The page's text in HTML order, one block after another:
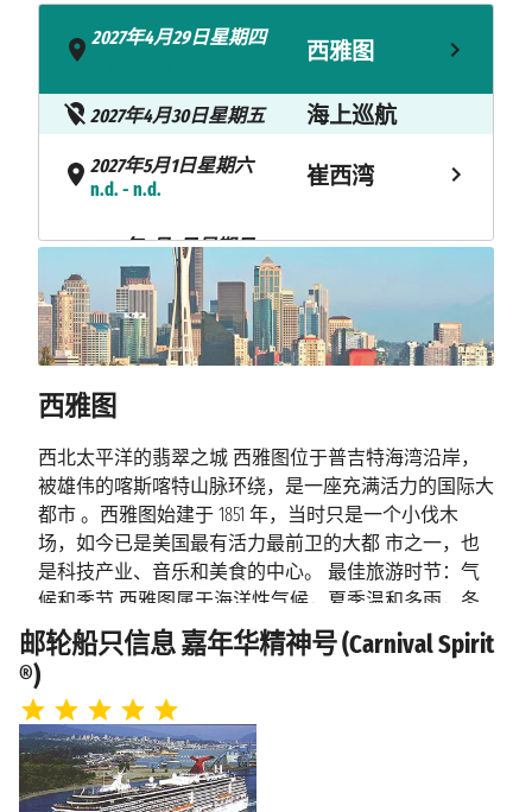
2027年4月29日星期四
西雅图
2027年4月30日星期五 海上巡航
2027年5月1日星期六
n.d. - n.d.
崔西湾
2027年5月2日星期日
上午7:00 - 下午8:00
2027年5月3日星期一
上午7:00 - 下午3:00
朱诺
2027年5月4日星期二
上午7:00 - 下午1:00
2027年5月5日星期三
下午8:00 - 下午11:59
维多利亚
2027年5月6日星期四
上午7:00
西雅图
西雅图
西北太平洋的翡翠之城 西雅图位于普吉特海湾沿岸，
被雄伟的喀斯喀特山脉环绕，是一座充满活力的国际大
都市 。西雅图始建于 1851 年，当时只是一个小伐木
场，如今已是美国最有活力最前卫的大都 市之一，也
是科技产业、音乐和美食的中心。 最佳旅游时节：气
候和季节 西雅图属于海洋性气候，夏季温和多雨，冬
季凉爽。最佳旅游时间无疑是夏季，阳光明媚 ，气温
宜人，您可以尽情享受众多户外活动。春秋两季的西雅
图是宁静浪漫的，冬天的时 候您可以逛逛这里的圣诞
集市，喝一杯集市里的热红酒。 西雅图必游景点 西雅
图有很多值得打卡的景点。其中包括世界上最著名的派
克市场（Pike Place Market）、主题是音乐和流行文化的
流行文化博物馆（Museum of Pop Culture）以及奇 胡利
邮轮船只信息 嘉年华精神号 (Carnival Spirit
®)